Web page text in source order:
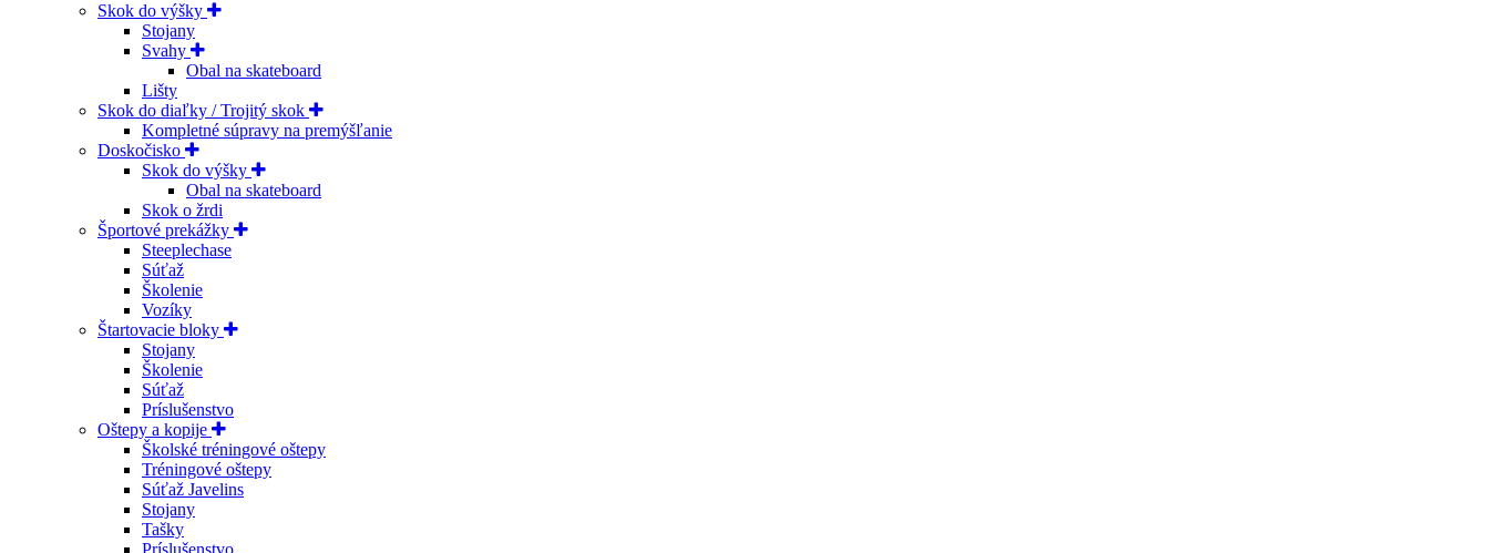
Skok do výšky
Stojany
Svahy
Obal na skateboard
Lišty
Skok do diaľky / Trojitý skok
Kompletné súpravy na premýšľanie
Doskočisko
Skok do výšky
Obal na skateboard
Skok o žrdi
Športové prekážky
Steeplechase
Súťaž
Školenie
Vozíky
Štartovacie bloky
Stojany
Školenie
Súťaž
Príslušenstvo
Oštepy a kopije
Školské tréningové oštepy
Tréningové oštepy
Súťaž Javelins
Stojany
Tašky